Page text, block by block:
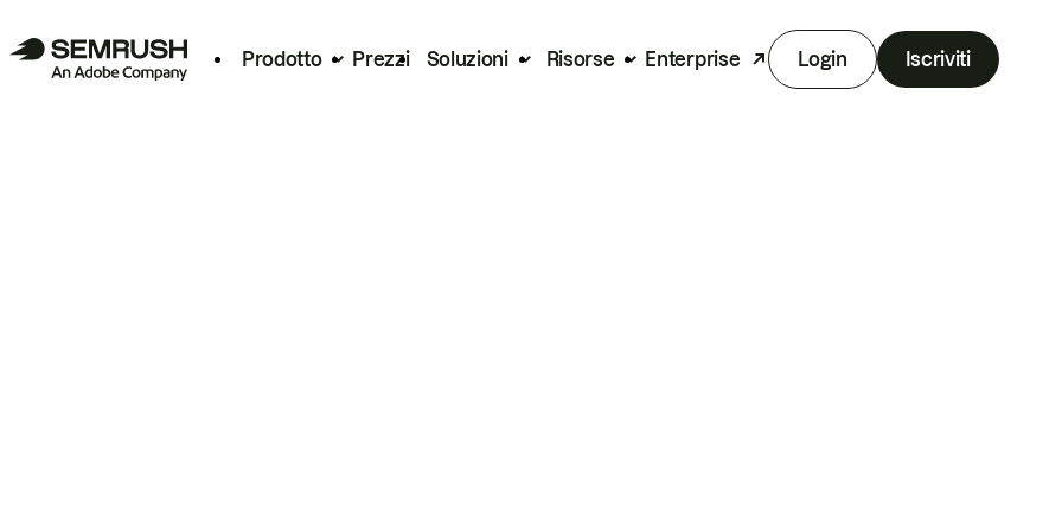
Prodotto Prezzi Soluzioni Risorse Enterprise Login Iscriviti